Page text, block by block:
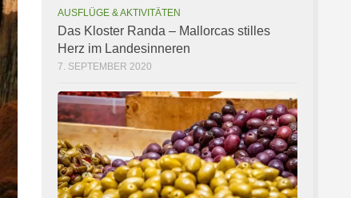
AUSFLÜGE & AKTIVITÄTEN
Das Kloster Randa – Mallorcas stilles
Herz im Landesinneren
7. SEPTEMBER 2020